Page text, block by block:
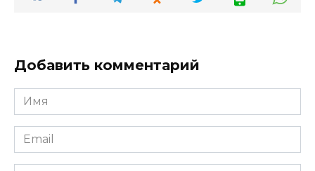
Добавить комментарий
Имя
*
Email
*